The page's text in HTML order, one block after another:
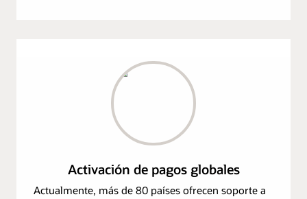
Activación de pagos globales
Actualmente, más de 80 países ofrecen soporte a